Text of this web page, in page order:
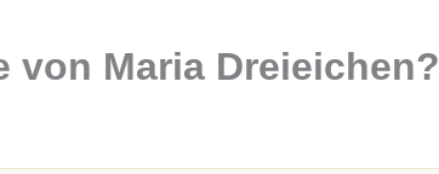
von Maria Dreieichen?